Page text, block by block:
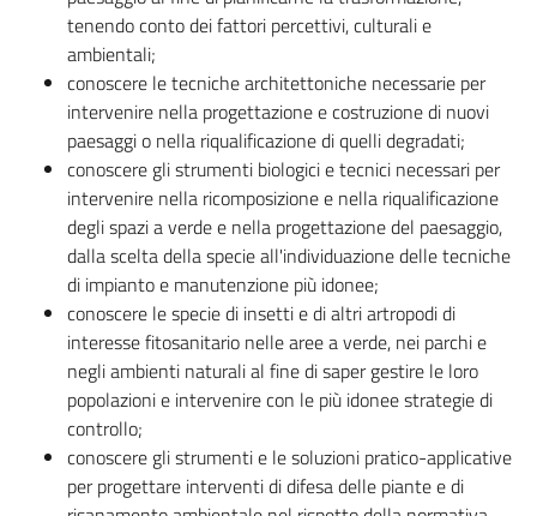
tenendo conto dei fattori percettivi, culturali e
ambientali;
conoscere le tecniche architettoniche necessarie per
intervenire nella progettazione e costruzione di nuovi
paesaggi o nella riqualificazione di quelli degradati;
conoscere gli strumenti biologici e tecnici necessari per
intervenire nella ricomposizione e nella riqualificazione
degli spazi a verde e nella progettazione del paesaggio,
dalla scelta della specie all'individuazione delle tecniche
di impianto e manutenzione più idonee;
conoscere le specie di insetti e di altri artropodi di
interesse fitosanitario nelle aree a verde, nei parchi e
negli ambienti naturali al fine di saper gestire le loro
popolazioni e intervenire con le più idonee strategie di
controllo;
conoscere gli strumenti e le soluzioni pratico-applicative
per progettare interventi di difesa delle piante e di